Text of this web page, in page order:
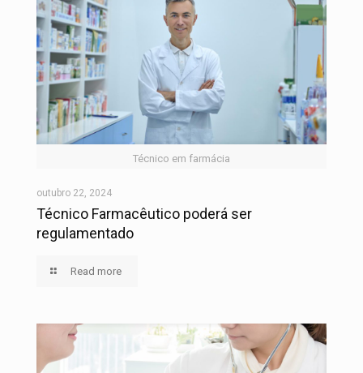
Técnico em farmácia
outubro 22, 2024
Técnico Farmacêutico poderá ser
regulamentado
Read more